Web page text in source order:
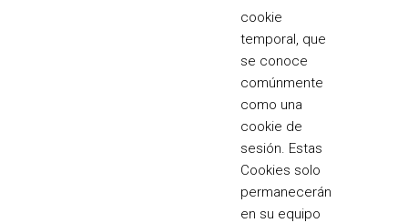
cookie
temporal, que
se conoce
comúnmente
como una
cookie de
sesión. Estas
Cookies solo
permanecerán
en su equipo